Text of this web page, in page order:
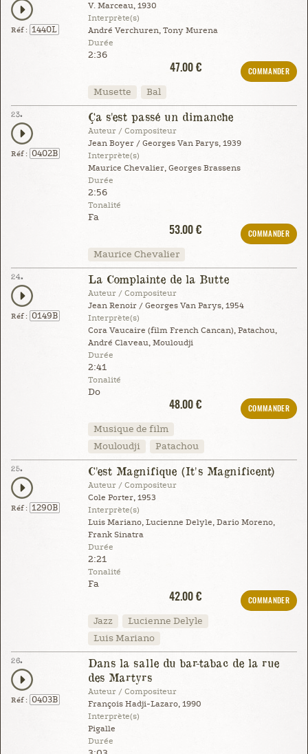
Réf : 1440L
V. Marceau, 1930
Interprète(s)
André Verchuren, Tony Murena
Durée
2:36
47.00 €
COMMANDER
Musette Bal
23.
Réf : 0402B
Ça s'est passé un dimanche
Auteur / Compositeur
Jean Boyer / Georges Van Parys, 1939
Interprète(s)
Maurice Chevalier, Georges Brassens
Durée
2:56
Tonalité
Fa
53.00 €
COMMANDER
Maurice Chevalier
24.
Réf : 0149B
La Complainte de la Butte
Auteur / Compositeur
Jean Renoir / Georges Van Parys, 1954
Interprète(s)
Cora Vaucaire (film French Cancan), Patachou,
André Claveau, Mouloudji
Durée
2:41
Tonalité
Do
48.00 €
COMMANDER
Musique de film
Mouloudji
Patachou
25.
Réf : 1290B
C'est Magnifique (It's Magnificent)
Auteur / Compositeur
Cole Porter, 1953
Interprète(s)
Luis Mariano, Lucienne Delyle, Dario Moreno,
Frank Sinatra
Durée
2:21
Tonalité
Fa
42.00 €
COMMANDER
Jazz
Lucienne Delyle
Luis Mariano
26.
Réf : 0403B
Dans la salle du bar-tabac de la rue
des Martyrs
Auteur / Compositeur
François Hadji-Lazaro, 1990
Interprète(s)
Pigalle
Durée